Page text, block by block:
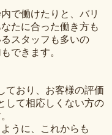
で働けたりと、バリ
たに合った働き方も
スタッフも多いの
できます。
ており、お客様の評価
して相応しくない方の
うに、これからも